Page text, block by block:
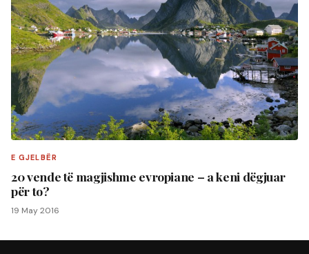
E GJELBËR
20 vende të magjishme evropiane – a keni dëgjuar
për to?
19 May 2016